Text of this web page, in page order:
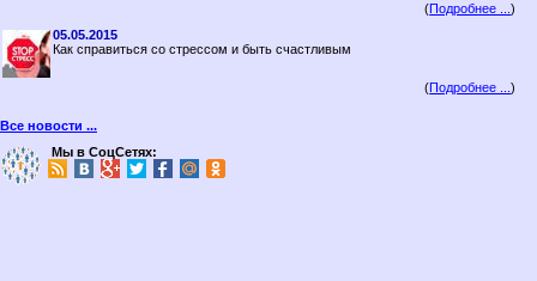
(Подробнее ...)
05.05.2015
Как справиться со стрессом и быть счастливым
(Подробнее ...)
Все новости ...
Мы в СоцСетях: